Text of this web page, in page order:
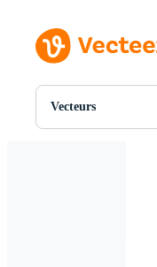
Vecteurs
Toutes Images